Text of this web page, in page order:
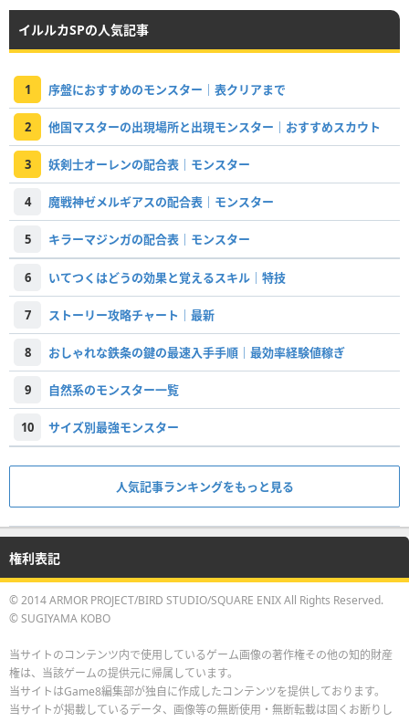
イルルカSPの人気記事
1 序盤におすすめのモンスター｜表クリアまで
2 他国マスターの出現場所と出現モンスター｜おすすめスカウト
3 妖剣士オーレンの配合表｜モンスター
4 魔戦神ゼメルギアスの配合表｜モンスター
5 キラーマジンガの配合表｜モンスター
6 いてつくはどうの効果と覚えるスキル｜特技
7 ストーリー攻略チャート｜最新
8 おしゃれな鉄条の鍵の最速入手手順｜最効率経験値稼ぎ
9 自然系のモンスター一覧
10 サイズ別最強モンスター
人気記事ランキングをもっと見る
権利表記
© 2014 ARMOR PROJECT/BIRD STUDIO/SQUARE ENIX All Rights Reserved.
© SUGIYAMA KOBO
当サイトのコンテンツ内で使用しているゲーム画像の著作権その他の知的財産
権は、当該ゲームの提供元に帰属しています。
当サイトはGame8編集部が独自に作成したコンテンツを提供しております。
当サイトが掲載しているデータ、画像等の無断使用・無断転載は固くお断りし